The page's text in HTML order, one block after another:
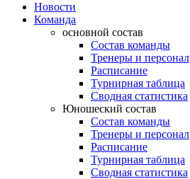
Новости
Команда
основной состав
Состав команды
Тренеры и персонал
Расписание
Турнирная таблица
Сводная статистика
Юношеский состав
Состав команды
Тренеры и персонал
Расписание
Турнирная таблица
Сводная статистика